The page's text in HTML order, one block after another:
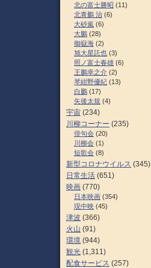
北の富士勝昭 (11)
北青鵬 治 (6)
大砂嵐 (6)
大鵬 (28)
御嶽海 (2)
旭大星託也 (3)
照ノ富士春雄 (6)
王鵬幸之介 (2)
琴紺野優紀 (13)
白鵬 (17)
矢後太規 (4)
宇宙 (234)
川柳コーナー (235)
俳句会 (20)
川柳会 (1)
短歌会 (8)
新型コロナウイルス (345)
日常生活 (651)
映画 (770)
日本映画 (354)
現中映 (45)
津波 (366)
火山 (91)
環境 (944)
観光 (1,311)
配食サービス (257)